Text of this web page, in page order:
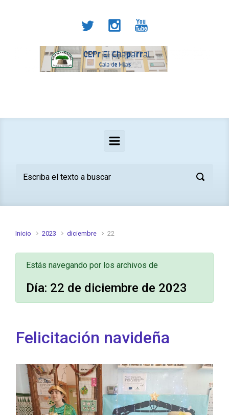
Inicio 2023 diciembre 22
Estás navegando por los archivos de
Día: 22 de diciembre de 2023
Felicitación navideña